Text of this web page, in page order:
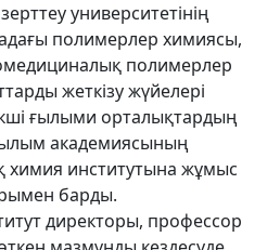
университетінің
полимерлер химиясы,
полимерлер
жеткізу жүйелері
ғылыми орталықтардың
академиясының
химия институтына жұмыс
барды.
директоры, профессор